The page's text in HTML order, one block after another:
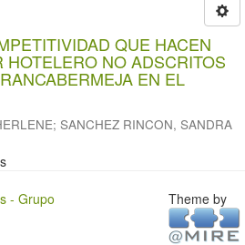
QUE HACEN
HOTELERO NO ADSCRITOS
EN EL
; SANCHEZ RINCON, SANDRA
- Grupo
Theme by